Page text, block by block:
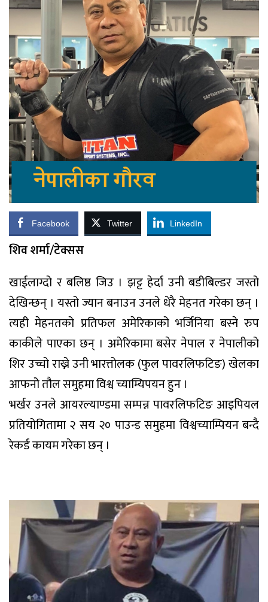
Facebook Twitter LinkedIn
शिव शर्मा/टेक्सस
खाईलाग्दो र बलिष्ठ जिउ । झट्ट हेर्दा उनी बडीबिल्डर जस्तो
देखिन्छन् । यस्तो ज्यान बनाउन उनले धेरै मेहनत गरेका छन् ।
त्यही मेहनतको प्रतिफल अमेरिकाको भर्जिनिया बस्ने रुप
काकीले पाएका छन् । अमेरिकामा बसेर नेपाल र नेपालीको
शिर उच्चो राख्ने उनी भारत्तोलक (फुल पावरलिफटिङ) खेलका
आफनो तौल समुहमा विश्व च्याम्यिपयन हुन ।
भर्खर उनले आयरल्याण्डमा सम्पन्न पावरलिफटिङ आइपियल
प्रतियोगितामा २ सय २० पाउन्ड समुहमा विश्वच्याम्पियन बन्दै
रेकर्ड कायम गरेका छन् ।